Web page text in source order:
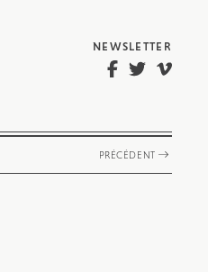
NEWSLETTER
PRÉCÉDENT